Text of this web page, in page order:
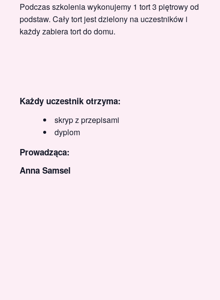
Podczas szkolenia wykonujemy 1 tort 3 piętrowy od
podstaw. Cały tort jest dzielony na uczestników i
każdy zabiera tort do domu.
Każdy uczestnik otrzyma:
skryp z przepisami
dyplom
Prowadząca:
Anna Samsel